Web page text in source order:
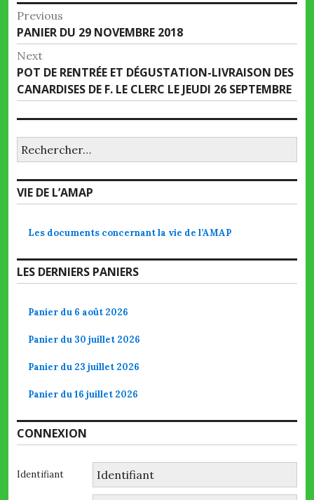
Navigation
de
l’article
Previous
Previous
post:
PANIER DU 29 NOVEMBRE 2018
Next
Next
post:
POT DE RENTRÉE ET DÉGUSTATION-LIVRAISON DES
CANARDISES DE F. LE CLERC LE JEUDI 26 SEPTEMBRE
VIE DE L’AMAP
Les documents concernant la vie de l’AMAP
LES DERNIERS PANIERS
Panier du 6 août 2026
Panier du 30 juillet 2026
Panier du 23 juillet 2026
Panier du 16 juillet 2026
CONNEXION
Identifiant